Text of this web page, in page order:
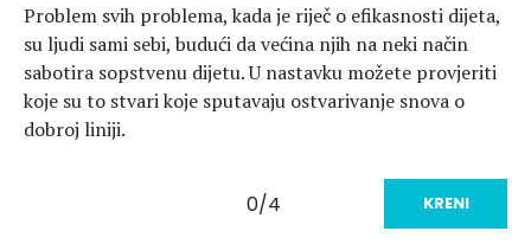
Problem svih problema, kada je riječ o efikasnosti dijeta,
su ljudi sami sebi, budući da većina njih na neki način
sabotira sopstvenu dijetu. U nastavku možete provjeriti
koje su to stvari koje sputavaju ostvarivanje snova o
dobroj liniji.
0/4 KRENI